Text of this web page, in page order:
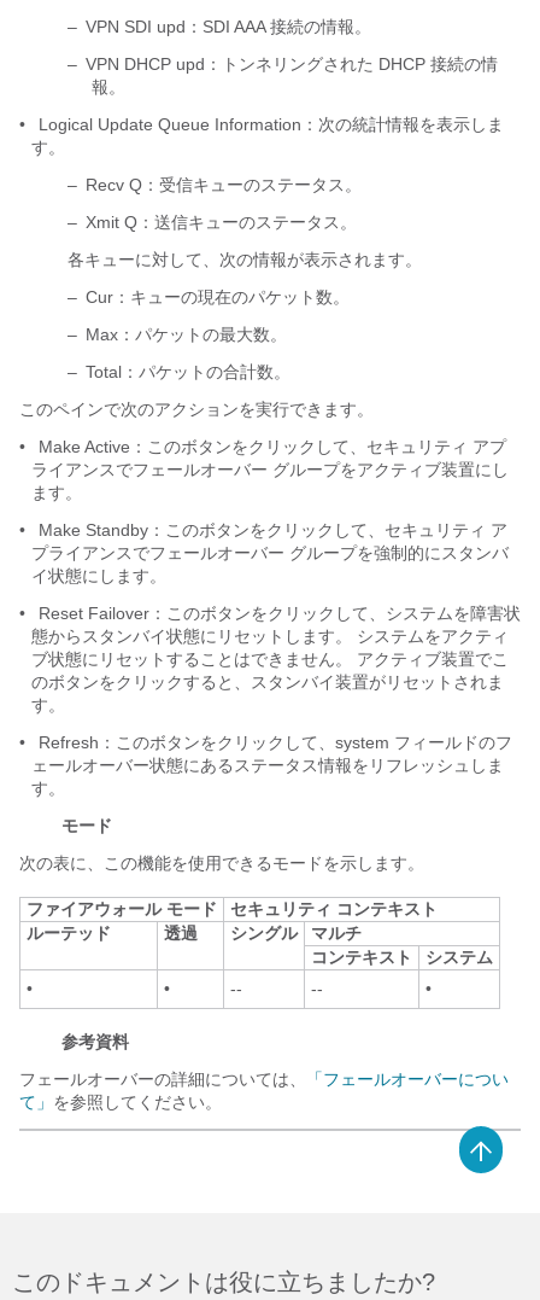
– VPN SDI upd：SDI AAA 接続の情報。
– VPN DHCP upd：トンネリングされた DHCP 接続の情
報。
•
Logical Update Queue Information：次の統計情報を表示しま
す。
– Recv Q：受信キューのステータス。
– Xmit Q：送信キューのステータス。
各キューに対して、次の情報が表示されます。
– Cur：キューの現在のパケット数。
– Max：パケットの最大数。
– Total：パケットの合計数。
このペインで次のアクションを実行できます。
•
Make Active：このボタンをクリックして、セキュリティ アプ
ライアンスでフェールオーバー グループをアクティブ装置にし
ます。
•
Make Standby：このボタンをクリックして、セキュリティ ア
プライアンスでフェールオーバー グループを強制的にスタンバ
イ状態にします。
•
Reset Failover：このボタンをクリックして、システムを障害状
態からスタンバイ状態にリセットします。 システムをアクティ
ブ状態にリセットすることはできません。 アクティブ装置でこ
のボタンをクリックすると、スタンバイ装置がリセットされま
す。
•
Refresh：このボタンをクリックして、system フィールドのフ
ェールオーバー状態にあるステータス情報をリフレッシュしま
す。
モード
次の表に、この機能を使用できるモードを示します。
ファイアウォール モード
セキュリティ コンテキスト
ルーテッド
透過 シングル
マルチ
コンテキスト
システム
•
• -- -- •
参考資料
フェールオーバーの詳細については、
「フェールオーバーについ
て」 を参照してください。
このドキュメントは役に立ちましたか?